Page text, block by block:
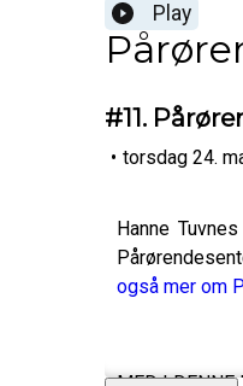
Play
#11.
• torsdag 24.
Hanne
også mer om